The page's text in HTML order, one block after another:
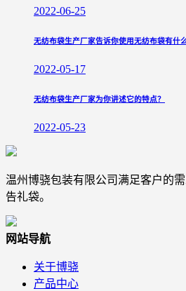
2022-06-25
无纺布袋生产厂家告诉你使用无纺布袋有什
2022-05-17
无纺布袋生产厂家为你讲述它的特点？
2022-05-23
温州博骁包装有限公司满足客户的
告礼袋。
网站导航
关于博骁
产品中心